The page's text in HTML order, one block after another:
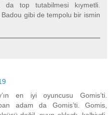
top tutabilmesi kıymetli.
gibi de tempolu bir ismin
en iyi oyuncusu Gomis’ti.
adam da Gomis’ti. Gomis,